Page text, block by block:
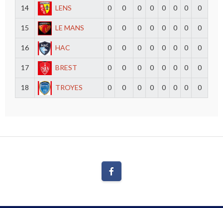
14 LENS 0 0 0 0 0 0 0 0
15 LE MANS 0 0 0 0 0 0 0 0
16 HAC 0 0 0 0 0 0 0 0
17 BREST 0 0 0 0 0 0 0 0
18 TROYES 0 0 0 0 0 0 0 0